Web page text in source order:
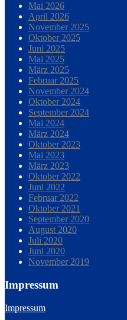
Mai 2026
April 2026
November 2025
Oktober 2025
Juni 2025
Mai 2025
März 2025
Februar 2025
November 2024
Oktober 2024
September 2024
Mai 2024
März 2024
Oktober 2023
Mai 2023
März 2023
Oktober 2022
Juni 2022
Februar 2022
Oktober 2021
September 2020
August 2020
Juli 2020
Juni 2020
November 2019
Impressum
Impressum